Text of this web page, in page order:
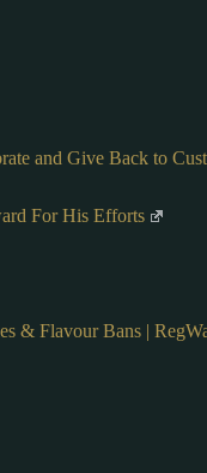
and Give Back to
For His Efforts
& Flavour Bans |